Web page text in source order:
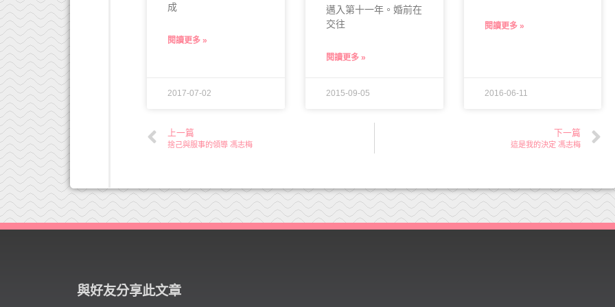
成
閱讀更多 »
2017-07-02
邁入第十一年。婚前在
交往
閱讀更多 »
2015-09-05
閱讀更多 »
2016-06-11
上一篇
捨己與服事的領導 馮志梅
下一篇
這是我的決定 馮志梅
與好友分享此文章